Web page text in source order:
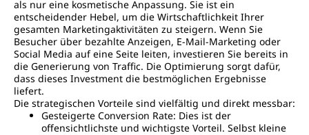
als nur eine kosmetische Anpassung. Sie ist ein
entscheidender Hebel, um die Wirtschaftlichkeit Ihrer
gesamten Marketingaktivitäten zu steigern. Wenn Sie
Besucher über bezahlte Anzeigen, E-Mail-Marketing oder
Social Media auf eine Seite leiten, investieren Sie bereits in
die Generierung von Traffic. Die Optimierung sorgt dafür,
dass dieses Investment die bestmöglichen Ergebnisse
liefert.
Die strategischen Vorteile sind vielfältig und direkt messbar:
Gesteigerte Conversion Rate: Dies ist der
offensichtlichste und wichtigste Vorteil. Selbst kleine